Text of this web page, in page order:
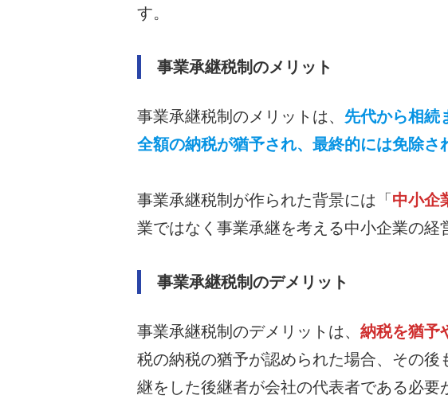
す。
事業承継税制のメリット
事業承継税制のメリットは、 先代から相続
全額の納税が猶予され、最終的には免除さ
事業承継税制が作られた背景には「 中小企
業ではなく事業承継を考える中小企業の経
事業承継税制のデメリット
事業承継税制のデメリットは、 納税を猶予
税の納税の猶予が認められた場合、その
継をした後継者が会社の代表者である必要